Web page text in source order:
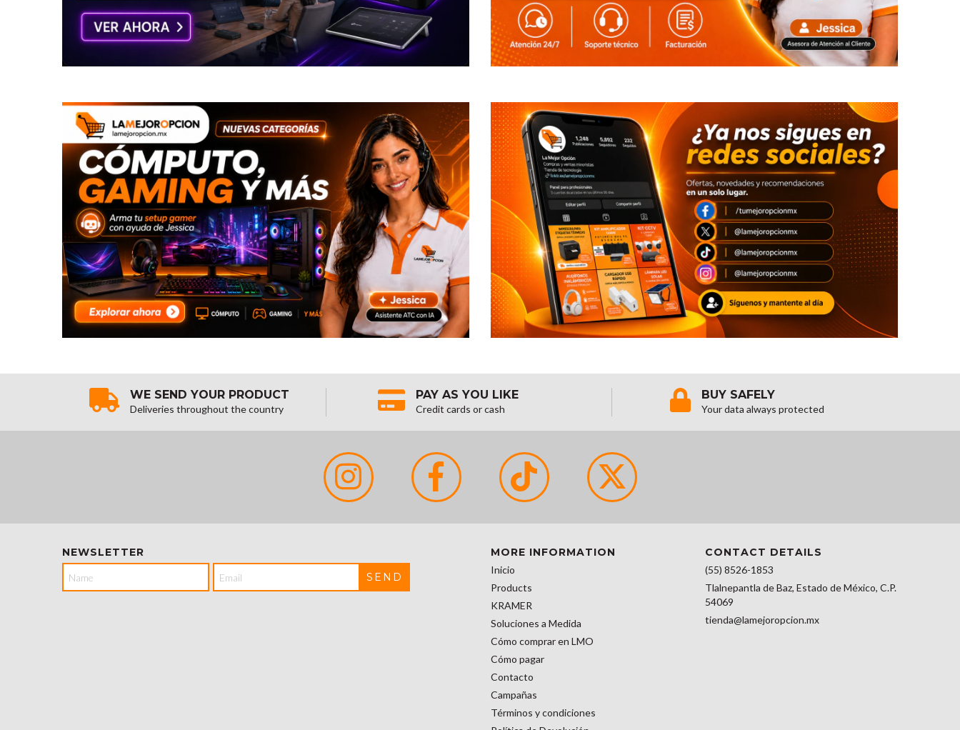
WE SEND YOUR PRODUCT
Deliveries throughout the country
PAY AS YOU LIKE
Credit cards or cash
BUY SAFELY
Your data always protected
NEWSLETTER MORE INFORMATION
Inicio
Products
KRAMER
Soluciones a Medida
Cómo comprar en LMO
Cómo pagar
Contacto
Campañas
Términos y condiciones
CONTACT DETAILS
(55) 8526-1853
Tlalnepantla de Baz, Estado de México, C.P.
54069
tienda@lamejoropcion.mx